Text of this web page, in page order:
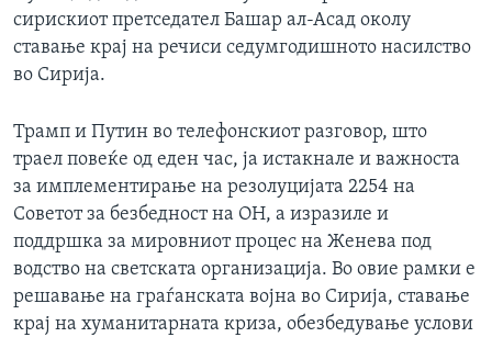
сирискиот претседател Башар ал-Асад околу
ставање крај на речиси седумгодишното насилство
во Сирија.
Трамп и Путин во телефонскиот разговор, што
траел повеќе од еден час, ја истакнале и важноста
за имплементирање на резолуцијата 2254 на
Советот за безбедност на ОН, а изразиле и
поддршка за мировниот процес на Женева под
водство на светската организација. Во овие рамки е
решавање на граѓанската војна во Сирија, ставање
крај на хуманитарната криза, обезбедување услови